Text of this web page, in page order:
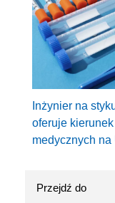
Inżynier na
oferuje
medycznych na
Przejdź do